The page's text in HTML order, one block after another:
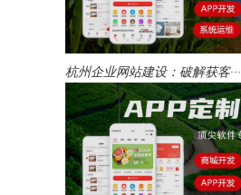
杭州企业网站建设：破解获客···